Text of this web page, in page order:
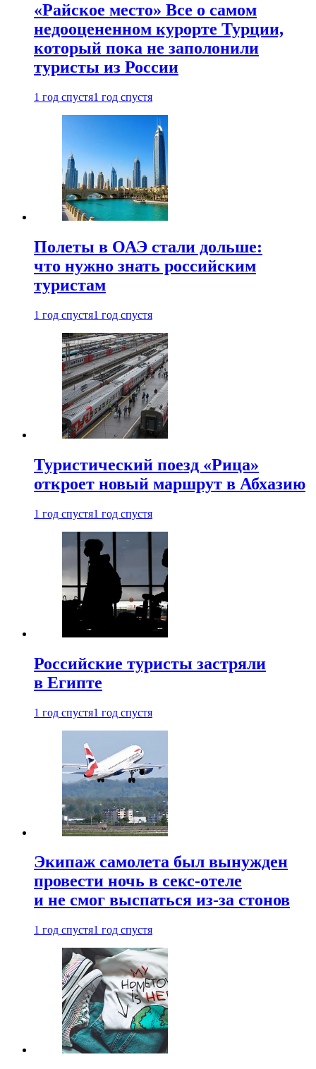
«Райское место» Все о самом
недооцененном курорте Турции,
который пока не заполонили
туристы из России
1 год спустя1 год спустя
Полеты в ОАЭ стали дольше:
что нужно знать российским
туристам
1 год спустя1 год спустя
Туристический поезд «Рица»
откроет новый маршрут в Абхазию
1 год спустя1 год спустя
Российские туристы застряли
в Египте
1 год спустя1 год спустя
Экипаж самолета был вынужден
провести ночь в секс-отеле
и не смог выспаться из-за стонов
1 год спустя1 год спустя